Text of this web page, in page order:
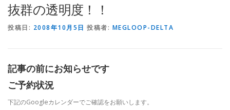
抜群の透明度！！
投稿日: 2008年10月5日 投稿者: MEGLOOP-DELTA
記事の前にお知らせです
ご予約状況
下記のGoogleカレンダーでご確認をお願いします。